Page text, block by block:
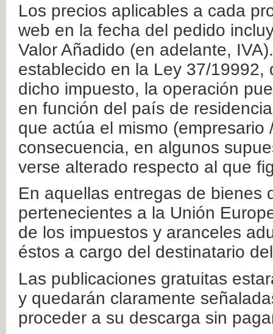
Los precios aplicables a cada
web en la fecha del pedido
Valor Añadido (en adelante,
establecido en la Ley 37/
dicho impuesto, la operación
en función del país de
que actúa el mismo
consecuencia, en algunos
verse alterado respecto al que
En aquellas entregas de bienes
pertenecientes a la Unión
de los impuestos y aranceles
éstos a cargo del destinatario
Las publicaciones gratuitas
y quedarán claramente
proceder a su descarga sin